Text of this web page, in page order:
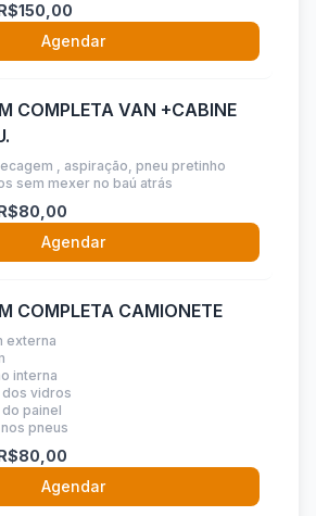
Agendar
COMPLETA VAN +CABINE
, aspiração, pneu pretinho
sem mexer no baú atrás
Agendar
COMPLETA CAMIONETE
externa
interna
vidros
painel
pneus
Agendar